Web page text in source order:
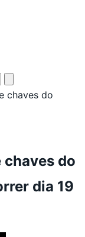
chaves do
chaves do
dia 19